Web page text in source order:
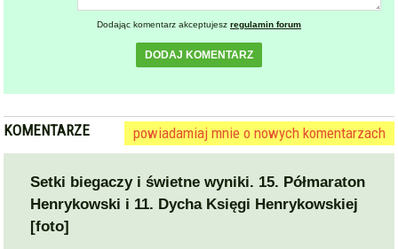
Dodając komentarz akceptujesz regulamin forum
DODAJ KOMENTARZ
KOMENTARZE powiadamiaj mnie o nowych komentarzach
Setki biegaczy i świetne wyniki. 15. Półmaraton
Henrykowski i 11. Dycha Księgi Henrykowskiej
[foto]